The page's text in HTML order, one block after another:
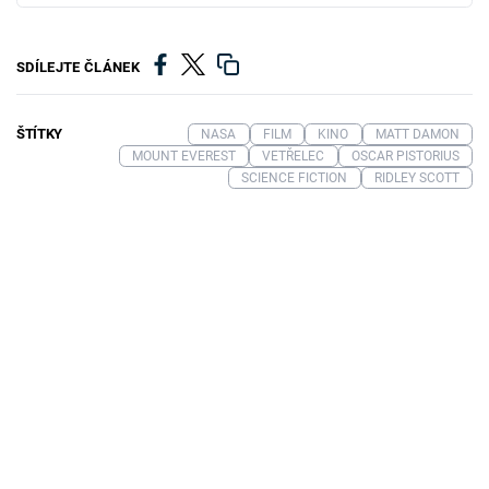
SDÍLEJTE ČLÁNEK
ŠTÍTKY NASA FILM KINO
MATT DAMON
MOUNT EVEREST
VETŘELEC
OSCAR PISTORIUS
SCIENCE FICTION
RIDLEY SCOTT